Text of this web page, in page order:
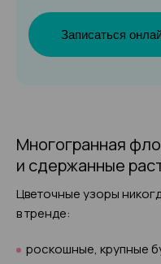
Записаться
Многогранная
и сдержанные
Цветочные узоры
в тренде:
роскошные, крупные